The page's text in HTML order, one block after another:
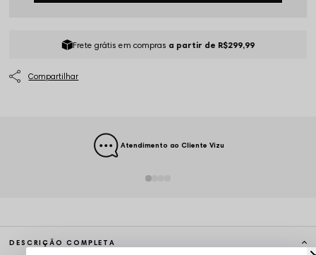
Frete grátis em compras a partir de R$299,99
Atendimento ao Cliente Vizu
DESCRIÇÃO COMPLETA